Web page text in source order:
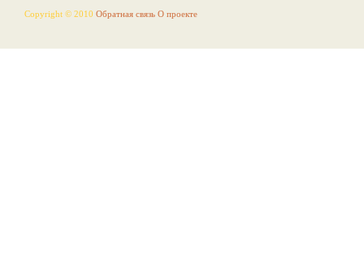
Copyright © 2010 Обратная связь О проекте